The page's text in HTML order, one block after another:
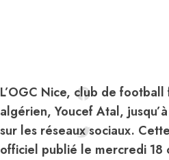
L’OGC Nice, club de
algérien, Youcef Atal,
sur les réseaux sociaux.
officiel publié le mercredi 18